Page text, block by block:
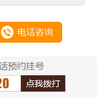
电话咨询